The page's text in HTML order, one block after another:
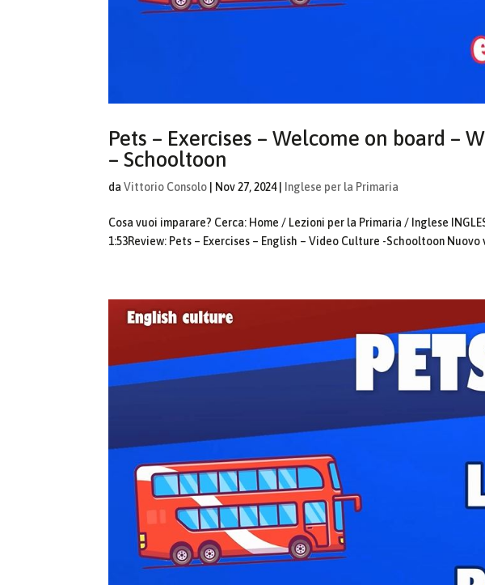
Pets – Exercises – Welcome on board –
– Schooltoon
daVittorio Consolo Nov 27, 2024| Inglese per la Primaria
Cosa vuoi imparare? Cerca: Home / Lezioni per la Primaria / Inglese
1:53Review: Pets – Exercises – English – Video Culture -Schooltoon